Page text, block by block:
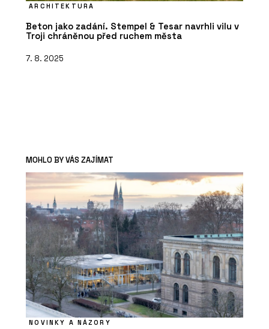
ARCHITEKTURA
Beton jako zadání. Stempel & Tesar navrhli vilu v
Troji chráněnou před ruchem města
7. 8. 2025
MOHLO BY VÁS ZAJÍMAT
NOVINKY A NÁZORY